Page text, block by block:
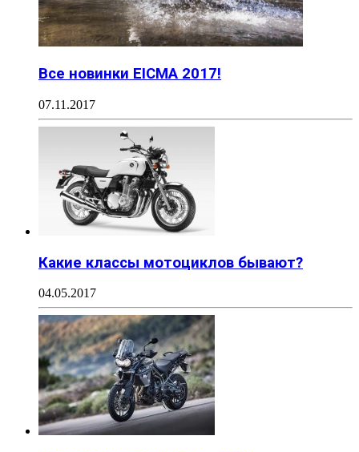
Все новинки EICMA 2017!
07.11.2017
Какие классы мотоциклов бывают?
04.05.2017